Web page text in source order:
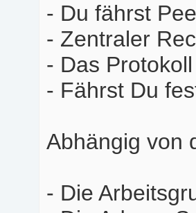
- Du fährst
- Zentraler
- Das
- Fährst Du
Abhängig von
- Die